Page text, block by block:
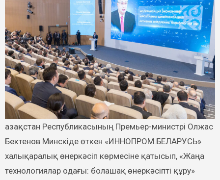
Бектенов Минскіде өткен «ИННОПРОМ.БЕЛАРУСЬ»
халықаралық өнеркәсіп көрмесіне қатысып, «Жаңа
технологиялар одағы: болашақ өнеркәсіпті құру»